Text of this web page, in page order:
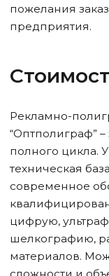
пожелания
предприятия.
Рекламно-
“Оптполиграф”
полного цикла.
техническая
современное
цифрую,
шелкографию,
материалов.